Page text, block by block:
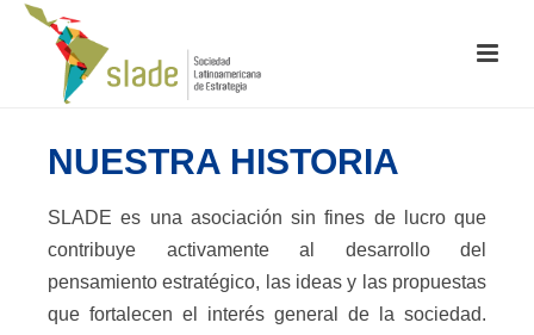
NUESTRA HISTORIA
SLADE es una asociación sin fines de lucro que
contribuye activamente al desarrollo del
pensamiento estratégico, las ideas y las propuestas
que fortalecen el interés general de la sociedad.